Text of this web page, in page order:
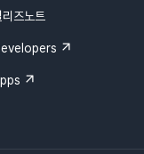
리즈노트